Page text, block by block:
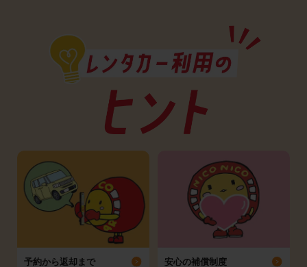
予約から返却まで 安心の補償制度